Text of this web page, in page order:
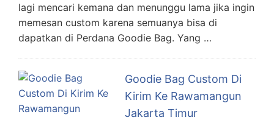
lagi mencari kemana dan menunggu lama jika ingin
memesan custom karena semuanya bisa di
dapatkan di Perdana Goodie Bag. Yang …
Goodie Bag Custom Di
Kirim Ke Rawamangun
Jakarta Timur